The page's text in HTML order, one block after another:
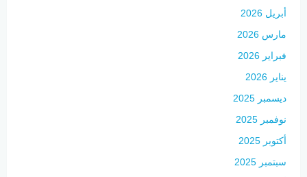
أبريل 2026
مارس 2026
فبراير 2026
يناير 2026
ديسمبر 2025
نوفمبر 2025
أكتوبر 2025
سبتمبر 2025